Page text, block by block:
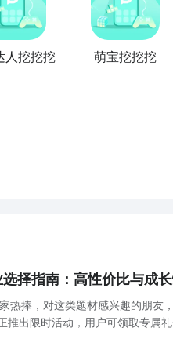
人挖挖挖 萌宝挖挖挖
择指南：高性价比与成
热捧，对这类题材感兴趣的朋友
推出限时活动，用户可领取专属